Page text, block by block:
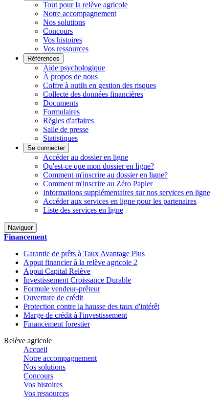
Tout pour la relève agricole
Notre accompagnement
Nos solutions
Concours
Vos histoires
Vos ressources
Références
Aide psychologique
À propos de nous
Coffre à outils en gestion des risques
Collecte des données financières
Documents
Formulaires
Règles d'affaires
Salle de presse
Statistiques
Se connecter
Accéder au dossier en ligne
Qu'est-ce que mon dossier en ligne?
Comment m'inscrire au dossier en ligne?
Comment m'inscrire au Zéro Papier
Informations supplémentaires sur nos services en ligne
Accéder aux services en ligne pour les partenaires
Liste des services en ligne
Naviguer
Financement
Garantie de prêts à Taux Avantage Plus
Appui financier à la relève agricole 2
Appui Capital Relève
Investissement Croissance Durable
Formule vendeur-prêteur
Ouverture de crédit
Protection contre la hausse des taux d'intérêt
Marge de crédit à l'investissement
Financement forestier
Relève agricole
Accueil
Notre accompagnement
Nos solutions
Concours
Vos histoires
Vos ressources